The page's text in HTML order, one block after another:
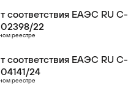
VESTA
VESTA
соответствия ЕАЭС RU С-
22
реестре
соответствия ЕАЭС RU С-
24
реестре